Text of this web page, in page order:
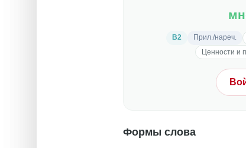
B2 Прил./нареч.
Ценности и
Формы слова